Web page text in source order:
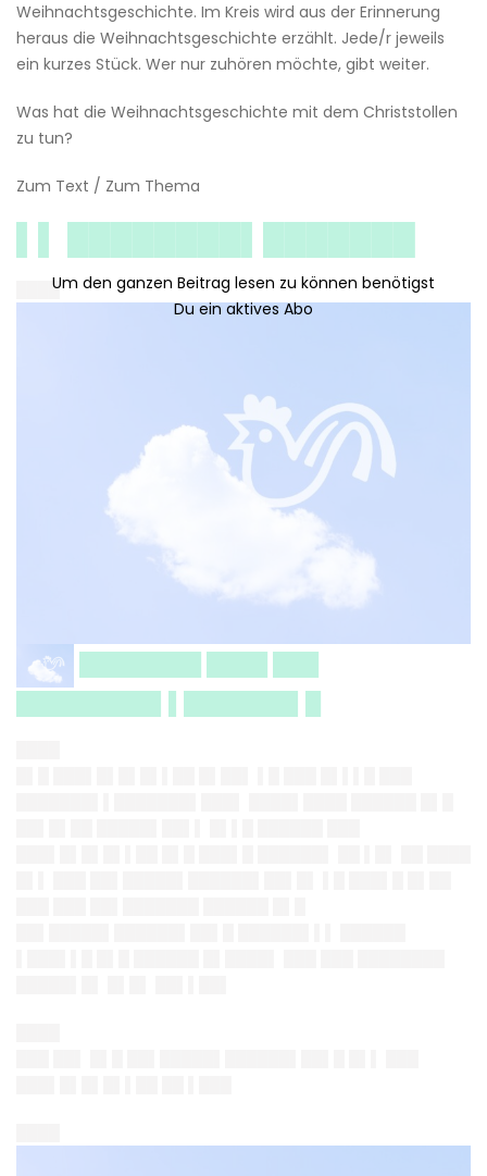
Weihnachtsgeschichte. Im Kreis wird aus der Erinnerung
heraus die Weihnachtsgeschichte erzählt. Jede/r jeweils
ein kurzes Stück. Wer nur zuhören möchte, gibt weiter.
Was hat die Weihnachtsgeschichte mit dem Christstollen
zu tun?
Zum Text / Zum Thema
████